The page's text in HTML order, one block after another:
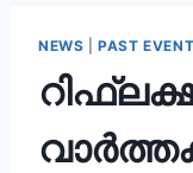
NEWS |PAST